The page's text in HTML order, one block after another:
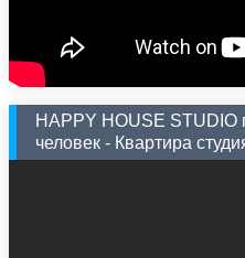
HAPPY HOUSE
человек - Квартира